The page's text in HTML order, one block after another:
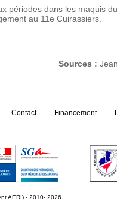
périodes dans les maquis
au 11e Cuirassiers.
Sources :
Contact Financement
AERI) - 2010- 2026